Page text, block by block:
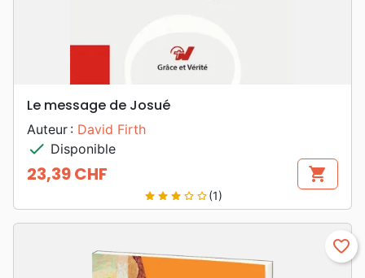
Le message de Josué
Auteur : David Firth
check Disponible
Prix
23,39 CHF shopping_cart
star star star star_border star_border(1)
favorite_border